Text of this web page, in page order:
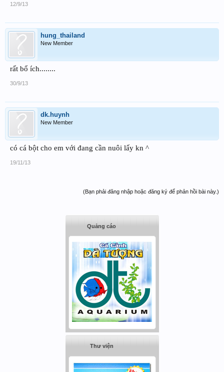
12/9/13
hung_thailand
New Member
rất bổ ích........
30/9/13
dk.huynh
New Member
có cá bột cho em với đang cần nuôi lấy kn ^
19/11/13
(Bạn phải đăng nhập hoặc đăng ký để phản hồi bài này.)
Quảng cáo
Thư viện